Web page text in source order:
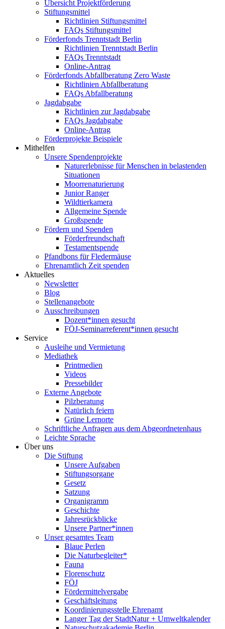
Übersicht Projektförderung
Stiftungsmittel
Richtlinien Stiftungsmittel
FAQs Stiftungsmittel
Förderfonds Trenntstadt Berlin
Richtlinien Trenntstadt Berlin
FAQs Trenntstadt
Online-Antrag
Förderfonds Abfallberatung Zero Waste
Richtlinien Abfallberatung
FAQs Abfallberatung
Jagdabgabe
Richtlinien zur Jagdabgabe
FAQs Jagdabgabe
Online-Antrag
Förderprojekte Beispiele
Mithelfen
Unsere Spendenprojekte
Naturerlebnisse für Menschen in belastenden
Situationen
Moorrenaturierung
Junior Ranger
Wildtierkamera
Allgemeine Spende
Großspende
Fördern und Spenden
Förderfreundschaft
Testamentspende
Pfandbons für Fledermäuse
Ehrenamtlich Zeit spenden
Aktuelles
Newsletter
Blog
Stellenangebote
Ausschreibungen
Dozent*innen gesucht
FÖJ-Seminarreferent*innen gesucht
Service
Ausleihe und Vermietung
Mediathek
Printmedien
Videos
Pressebilder
Externe Angebote
Pilzberatung
Natürlich feiern
Grüne Lernorte
Schriftliche Anfragen aus dem Abgeordnetenhaus
Leichte Sprache
Über uns
Die Stiftung
Unsere Aufgaben
Stiftungsorgane
Gesetz
Satzung
Organigramm
Geschichte
Jahresrückblicke
Unsere Partner*innen
Unser gesamtes Team
Blaue Perlen
Die Naturbegleiter*
Fauna
Florenschutz
FÖJ
Fördermittelvergabe
Geschäftsleitung
Koordinierungsstelle Ehrenamt
Langer Tag der StadtNatur + Umweltkalender